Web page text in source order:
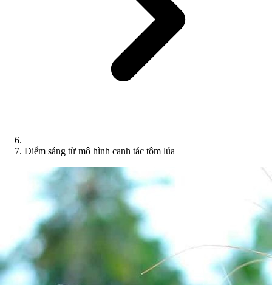
Điểm sáng từ mô hình canh tác tôm lúa